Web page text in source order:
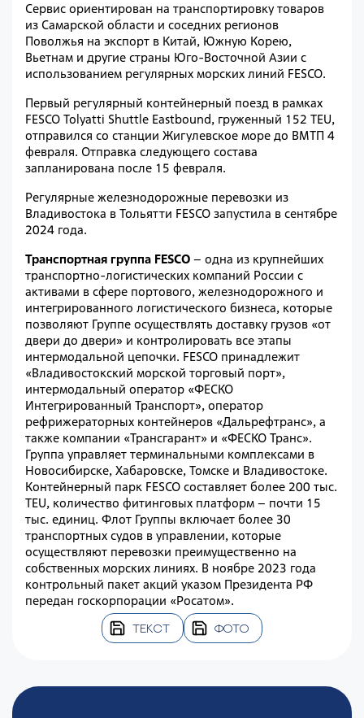
Сервис ориентирован на транспортировку товаров
из Самарской области и соседних регионов
Поволжья на экспорт в Китай, Южную Корею,
Вьетнам и другие страны Юго-Восточной Азии с
использованием регулярных морских линий FESCO.
Первый регулярный контейнерный поезд в рамках
FESCO Tolyatti Shuttle Eastbound, груженный 152 TEU,
отправился cо станции Жигулевское море до ВМТП 4
февраля. Отправка следующего состава
запланирована после 15 февраля.
Регулярные железнодорожные перевозки из
Владивостока в Тольятти FESCO запустила в сентябре
2024 года.
Транспортная группа FESCO – одна из крупнейших
транспортно-логистических компаний России с
активами в сфере портового, железнодорожного и
интегрированного логистического бизнеса, которые
позволяют Группе осуществлять доставку грузов «от
двери до двери» и контролировать все этапы
интермодальной цепочки. FESCO принадлежит
«Владивостокский морской торговый порт»,
интермодальный оператор «ФЕСКО
Интегрированный Транспорт», оператор
рефрижераторных контейнеров «Дальрефтранс», а
также компании «Трансгарант» и «ФЕСКО Транс».
Группа управляет терминальными комплексами в
Новосибирске, Хабаровске, Томске и Владивостоке.
Контейнерный парк FESCO составляет более 200 тыс.
TEU, количество фитинговых платформ – почти 15
тыс. единиц. Флот Группы включает более 30
транспортных судов в управлении, которые
осуществляют перевозки преимущественно на
собственных морских линиях. В ноябре 2023 года
контрольный пакет акций указом Президента РФ
передан госкорпорации «Росатом».
ТЕКСТ ФОТО